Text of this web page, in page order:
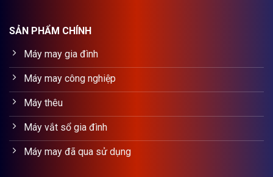
SẢN PHẨM CHÍNH
Máy may gia đình
Máy may công nghiệp
Máy thêu
Máy vắt sổ gia đình
Máy may đã qua sử dụng